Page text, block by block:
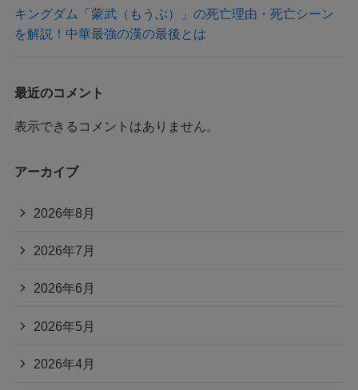
キングダム「蒙武（もうぶ）」の死亡理由・死亡シーン
を解説！中華最強の漢の最後とは
最近のコメント
表示できるコメントはありません。
アーカイブ
2026年8月
2026年7月
2026年6月
2026年5月
2026年4月